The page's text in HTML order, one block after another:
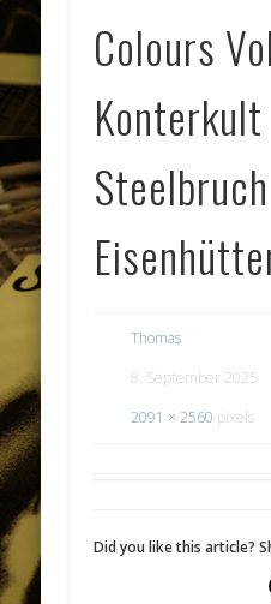
Colours
Konterkult
Steelbruch
Thomas
8. September 2025
2091 × 2560 pixels
Did you like this article?